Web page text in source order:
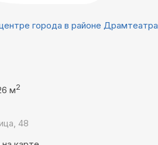
города в районе Драмтеатра
м2
48